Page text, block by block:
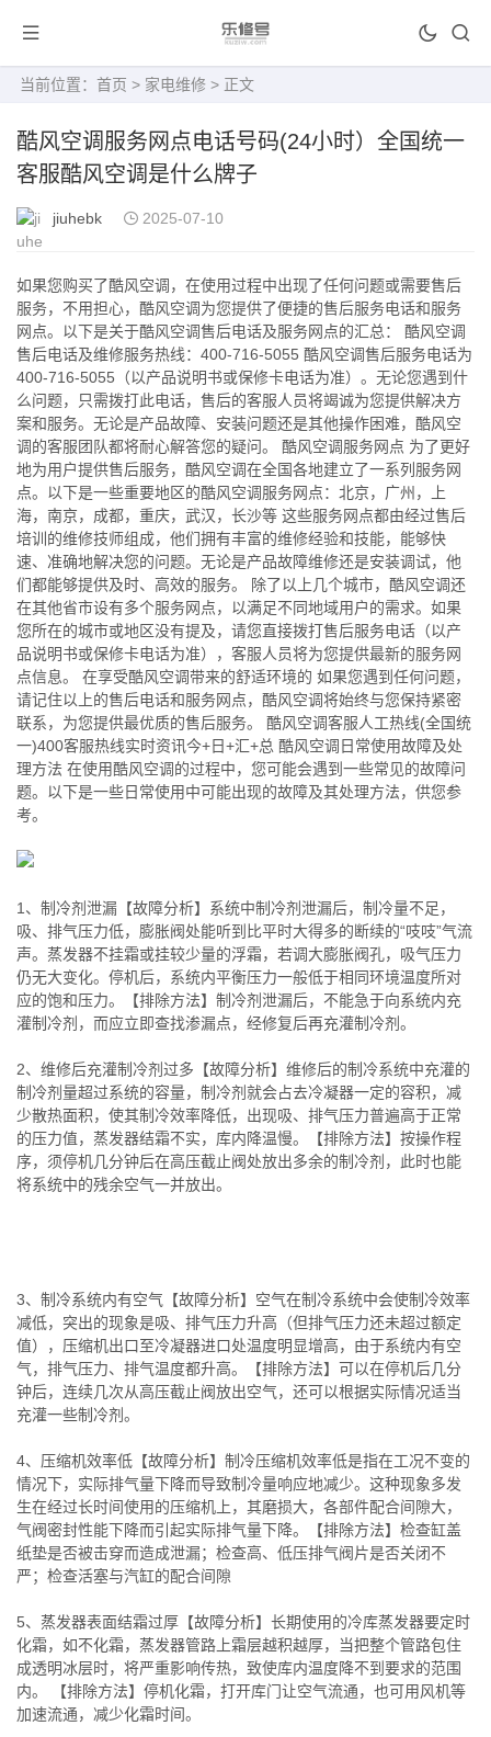
当前位置： 首页 > 家电维修 > 正文
酷风空调服务网点电话号码(24小时）全国统一
客服酷风空调是什么牌子
jiuhebk 2025-07-10
如果您购买了酷风空调，在使用过程中出现了任何问题或需要售后
服务，不用担心，酷风空调为您提供了便捷的售后服务电话和服务
网点。以下是关于酷风空调售后电话及服务网点的汇总： 酷风空调
售后电话及维修服务热线：400-716-5055 酷风空调售后服务电话为
400-716-5055（以产品说明书或保修卡电话为准）。无论您遇到什
么问题，只需拨打此电话，售后的客服人员将竭诚为您提供解决方
案和服务。无论是产品故障、安装问题还是其他操作困难，酷风空
调的客服团队都将耐心解答您的疑问。 酷风空调服务网点 为了更好
地为用户提供售后服务，酷风空调在全国各地建立了一系列服务网
点。以下是一些重要地区的酷风空调服务网点：北京，广州，上
海，南京，成都，重庆，武汉，长沙等 这些服务网点都由经过售后
培训的维修技师组成，他们拥有丰富的维修经验和技能，能够快
速、准确地解决您的问题。无论是产品故障维修还是安装调试，他
们都能够提供及时、高效的服务。 除了以上几个城市，酷风空调还
在其他省市设有多个服务网点，以满足不同地域用户的需求。如果
您所在的城市或地区没有提及，请您直接拨打售后服务电话（以产
品说明书或保修卡电话为准），客服人员将为您提供最新的服务网
点信息。 在享受酷风空调带来的舒适环境的 如果您遇到任何问题，
请记住以上的售后电话和服务网点，酷风空调将始终与您保持紧密
联系，为您提供最优质的售后服务。 酷风空调客服人工热线(全国统
一)400客服热线实时资讯今+日+汇+总 酷风空调日常使用故障及处
理方法 在使用酷风空调的过程中，您可能会遇到一些常见的故障问
题。以下是一些日常使用中可能出现的故障及其处理方法，供您参
考。
1、制冷剂泄漏【故障分析】系统中制冷剂泄漏后，制冷量不足，
吸、排气压力低，膨胀阀处能听到比平时大得多的断续的“吱吱”气流
声。蒸发器不挂霜或挂较少量的浮霜，若调大膨胀阀孔，吸气压力
仍无大变化。停机后，系统内平衡压力一般低于相同环境温度所对
应的饱和压力。【排除方法】制冷剂泄漏后，不能急于向系统内充
灌制冷剂，而应立即查找渗漏点，经修复后再充灌制冷剂。
2、维修后充灌制冷剂过多【故障分析】维修后的制冷系统中充灌的
制冷剂量超过系统的容量，制冷剂就会占去冷凝器一定的容积，减
少散热面积，使其制冷效率降低，出现吸、排气压力普遍高于正常
的压力值，蒸发器结霜不实，库内降温慢。【排除方法】按操作程
序，须停机几分钟后在高压截止阀处放出多余的制冷剂，此时也能
将系统中的残余空气一并放出。
3、制冷系统内有空气【故障分析】空气在制冷系统中会使制冷效率
减低，突出的现象是吸、排气压力升高（但排气压力还未超过额定
值），压缩机出口至冷凝器进口处温度明显增高，由于系统内有空
气，排气压力、排气温度都升高。【排除方法】可以在停机后几分
钟后，连续几次从高压截止阀放出空气，还可以根据实际情况适当
充灌一些制冷剂。
4、压缩机效率低【故障分析】制冷压缩机效率低是指在工况不变的
情况下，实际排气量下降而导致制冷量响应地减少。这种现象多发
生在经过长时间使用的压缩机上，其磨损大，各部件配合间隙大，
气阀密封性能下降而引起实际排气量下降。【排除方法】检查缸盖
纸垫是否被击穿而造成泄漏；检查高、低压排气阀片是否关闭不
严；检查活塞与汽缸的配合间隙
5、蒸发器表面结霜过厚【故障分析】长期使用的冷库蒸发器要定时
化霜，如不化霜，蒸发器管路上霜层越积越厚，当把整个管路包住
成透明冰层时，将严重影响传热，致使库内温度降不到要求的范围
内。 【排除方法】停机化霜，打开库门让空气流通，也可用风机等
加速流通，减少化霜时间。